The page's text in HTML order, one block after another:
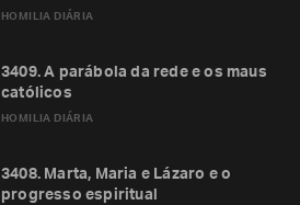
HOMILIA DIÁRIA
HOMILIA DIÁRIA
3409. A parábola da rede e os maus
católicos
3408. Marta, Maria e Lázaro e o
progresso espiritual